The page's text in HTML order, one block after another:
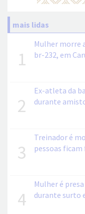
mais lidas
1
Mulher morre
br-232, em
2
Ex-atleta da
durante
3
Treinador é
pessoas
4
Mulher é
durante surto